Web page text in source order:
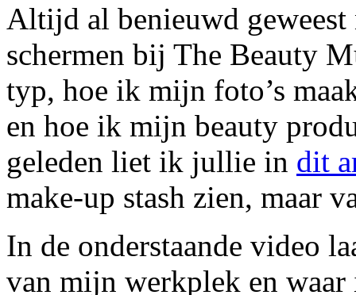
Altijd al benieuwd geweest
schermen bij The Beauty
typ, hoe ik mijn foto’s
en hoe ik mijn beauty
geleden liet ik jullie in dit
make-up stash zien, maar
In de onderstaande video
van mijn werkplek en